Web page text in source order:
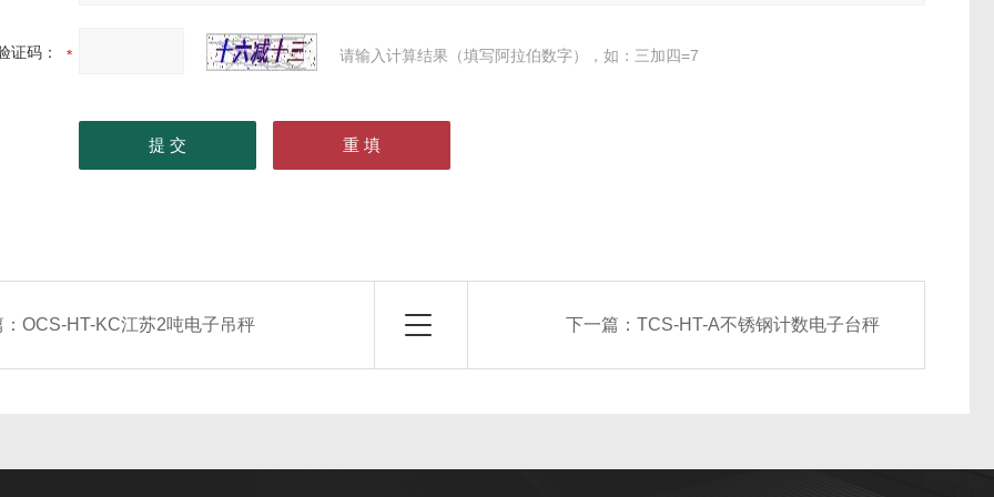
证码： 请输入计算结果（填写阿拉伯数字），如：三加四=7
：OCS-HT-KC江苏2吨电子吊秤 下一篇： TCS-HT-A不锈钢计数电子台秤